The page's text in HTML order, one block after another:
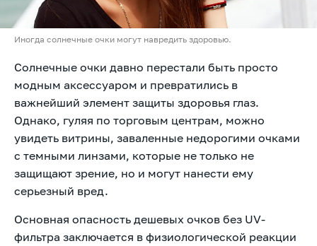
Иногда солнечные очки могут навредить здоровью.
Солнечные очки давно перестали быть просто
модным аксессуаром и превратились в
важнейший элемент защиты здоровья глаз.
Однако, гуляя по торговым центрам, можно
увидеть витрины, заваленные недорогими очками
с темными линзами, которые не только не
защищают зрение, но и могут нанести ему
серьезный вред.
Основная опасность дешевых очков без UV-
фильтра заключается в физиологической реакции